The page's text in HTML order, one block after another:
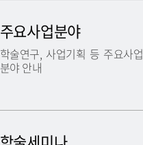
주요사업분야
학술연구, 사업기획 등 주요사업
분야 안내